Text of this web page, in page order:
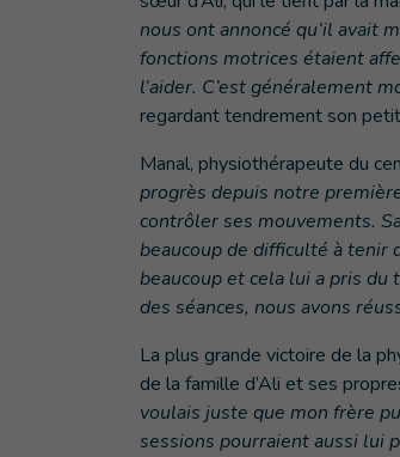
nous ont annoncé qu’il avait
fonctions motrices étaient
l’aider. C’est généralement
regardant tendrement son
Manal, physiothérapeute du
progrès depuis notre
contrôler ses mouvements.
beaucoup de difficulté à tenir
beaucoup et cela lui a pris du
des séances, nous avons
La plus grande victoire de la
de la famille d’Ali et ses
voulais juste que mon frère
sessions pourraient aussi lui